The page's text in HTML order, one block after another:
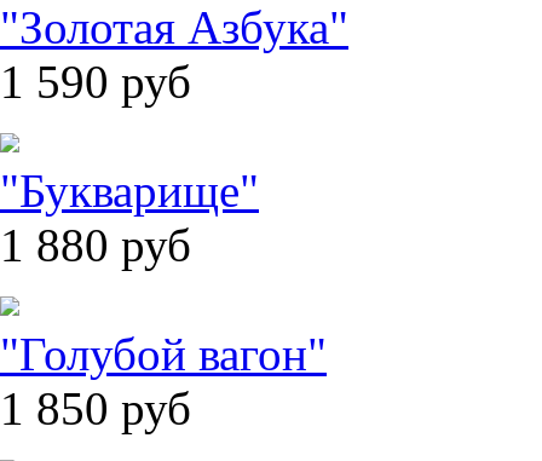
"Золотая Азбука"
1 590 руб
"Букварище"
1 880 руб
"Голубой вагон"
1 850 руб